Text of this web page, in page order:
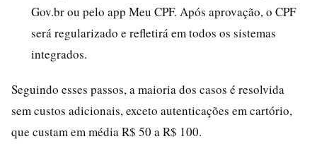
Gov.br ou pelo app Meu CPF. Após aprovação, o CPF
será regularizado e refletirá em todos os sistemas
integrados.
Seguindo esses passos, a maioria dos casos é resolvida
sem custos adicionais, exceto autenticações em cartório,
que custam em média R$ 50 a R$ 100.